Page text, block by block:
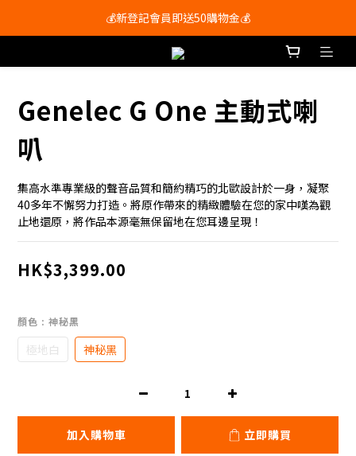
會員尊享購物滿$250即享免運費🚚
💰新登記會員即送50購物金💰
會員尊享購物滿$250即享免運費🚚
Genelec G One 主動式喇
叭
集高水準專業級的聲音品質和簡約精巧的北歐設計於一身，凝聚
40多年不懈努力打造。將原作帶來的精緻體驗在您的家中嘆為觀
止地還原，將作品本源毫無保留地在您耳邊呈現！
HK$3,399.00
顏色 : 神秘黑
極地白 神秘黑
加入購物車 立即購買